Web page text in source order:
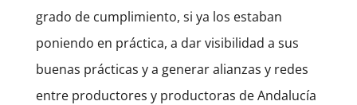
grado de cumplimiento, si ya los estaban
poniendo en práctica, a dar visibilidad a sus
buenas prácticas y a generar alianzas y redes
entre productores y productoras de Andalucía